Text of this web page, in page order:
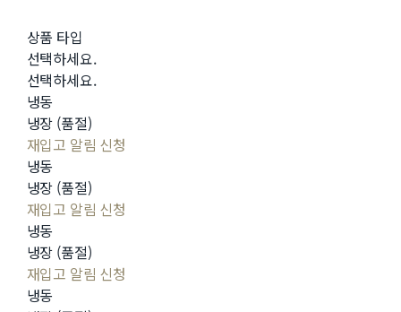
상품 타입
선택하세요.
선택하세요.
냉동
냉장 (품절)
재입고 알림 신청
냉동
냉장 (품절)
재입고 알림 신청
냉동
냉장 (품절)
재입고 알림 신청
냉동